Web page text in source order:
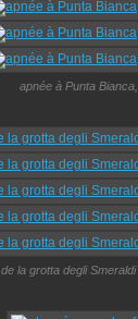
apnée à Punta
de la grotta degli